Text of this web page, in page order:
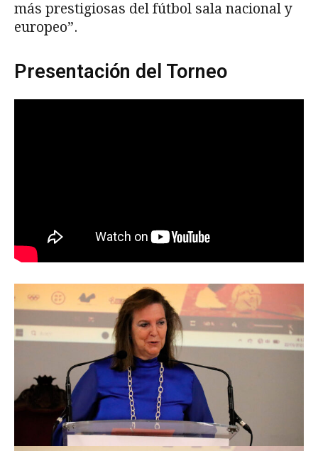
más prestigiosas del fútbol sala nacional y
europeo”.
Presentación del Torneo